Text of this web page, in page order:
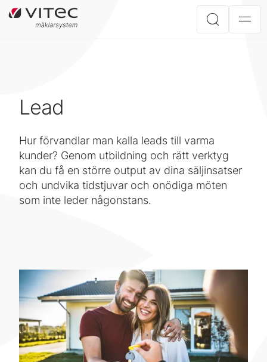
Lead
Hur förvandlar man kalla leads till varma
kunder? Genom utbildning och rätt verktyg
kan du få en större output av dina säljinsatser
och undvika tidstjuvar och onödiga möten
som inte leder någonstans.